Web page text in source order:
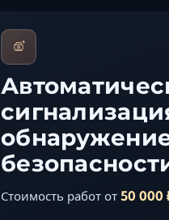
Стоимость работ от 50 000